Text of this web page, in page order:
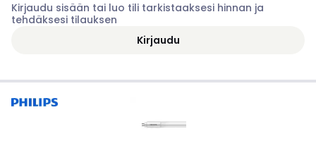
Kirjaudu sisään tai luo tili tarkistaaksesi hinnan ja
tehdäksesi tilauksen
Kirjaudu